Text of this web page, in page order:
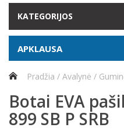
KATEGORIJOS
APKLAUSA
Pradžia Avalynė
Botai EVA
899 SB P SRB